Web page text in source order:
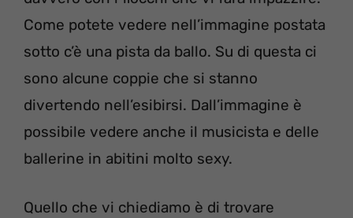
Come potete vedere nell’immagine postata
sotto c’è una pista da ballo. Su di questa ci
sono alcune coppie che si stanno
divertendo nell’esibirsi. Dall’immagine è
possibile vedere anche il musicista e delle
ballerine in abitini molto sexy.
Quello che vi chiediamo è di trovare